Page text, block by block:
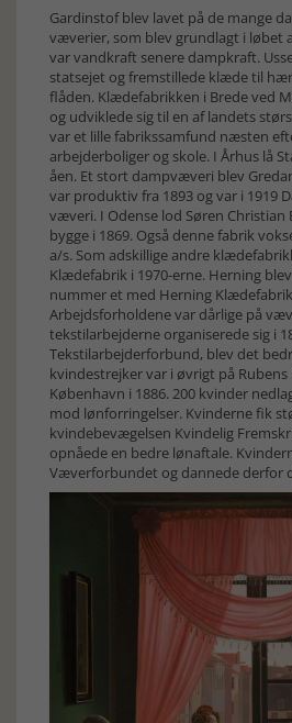
Gardinstof blev lavet på de mange
væverier, som blev grundlagt i løbet
var vandkraft senere dampkraft.
statsejet og fremstillede klæde til
flåden. Klædefabrikken i Brede ved
og udviklede sig til en af landets
var et lille fabrikssamfund næsten
arbejderboliger og skole. I Århus lå
åen. Et stort dampvæveri blev
var produktiv fra 1893 og var i 1919
væveri. I Odense lod Søren
bygge i 1869. Også denne fabrik
a/s. Som adskillige andre
Klædefabrik i 1970-erne. Herning
nummer et med Herning
Arbejdsforholdene var dårlige på
tekstilarbejderne organiserede sig i
Tekstilarbejderforbund, blev det
kvindestrejker var i øvrigt på
København i 1886. 200 kvinder
mod lønforringelser. Kvinderne fik
kvindebevægelsen Kvindelig
opnåede en bedre lønaftale.
Væverforbundet og dannede derfor